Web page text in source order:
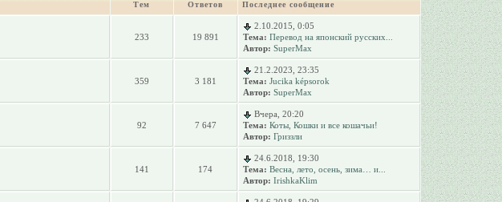
Тем Ответов Последнее сообщение
233 19 891
2.10.2015, 0:05
Тема: Перевод на японский русских...
Автор: SuperMax
359 3 181
21.2.2023, 23:35
Тема: Jucika képsorok
Автор: SuperMax
92 7 647
Вчера, 20:20
Тема: Коты, Кошки и все кошачьи!
Автор: Гриззли
141 174
24.6.2018, 19:30
Тема: Весна, лето, осень, зима… и...
Автор: IrishkaKlim